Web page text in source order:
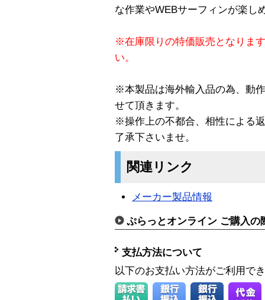
な作業やWEBサーフィンが楽し
※在庫限りの特価販売となりま
い。
※本製品は海外輸入品の為、動
せて頂きます。
※操作上の不都合、相性による
了承下さいませ。
関連リンク
メーカー製品情報
ぷらっとオンライン ご購入の
支払方法について
以下のお支払い方法がご利用で